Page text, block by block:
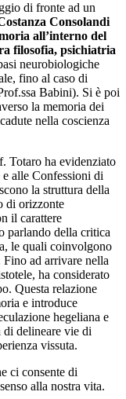
di fronte ad un
Consolandi
all’interno del
filosofia, psichiatria
neurobiologiche
fino al caso di
Babini). Si è poi
la memoria dei
nella coscienza
Totaro ha evidenziato
alle Confessioni di
la struttura della
di orizzonte
il carattere
parlando della critica
le quali coinvolgono
Fino ad arrivare nella
ha considerato
Questa relazione
e introduce
hegeliana e
delineare vie di
vissuta.
ci consente di
alla nostra vita.